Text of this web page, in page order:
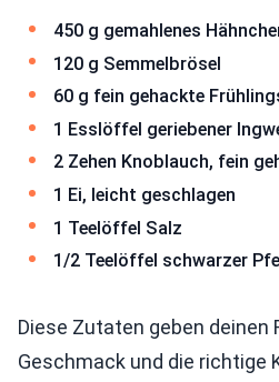
450 g gemahlenes
120 g Semmelbrösel
60 g fein gehackte
1 Esslöffel geriebener
2 Zehen Knoblauch, fein
1 Ei, leicht geschlagen
1 Teelöffel Salz
1/2 Teelöffel schwarzer
Diese Zutaten geben deinen
Geschmack und die richtige